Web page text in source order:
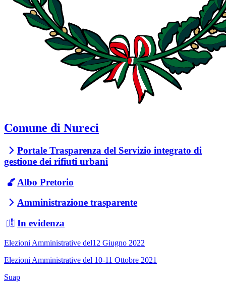
Comune di Nureci
Portale Trasparenza del Servizio integrato di
gestione dei rifiuti urbani
Albo Pretorio
Amministrazione trasparente
In evidenza
Elezioni Amministrative del12 Giugno 2022
Elezioni Amministrative del 10-11 Ottobre 2021
Suap